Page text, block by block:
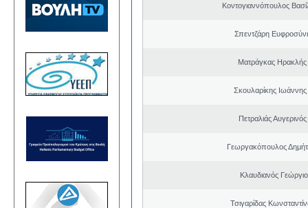
Κοντογιαννόπουλος
Σπεντζάρη
Ματράγκας Ηρακλής
Σκουλαρίκης
Πετραλιάς
Γεωργακόπουλος
Κλαυδιανός
Τσιγαρίδας